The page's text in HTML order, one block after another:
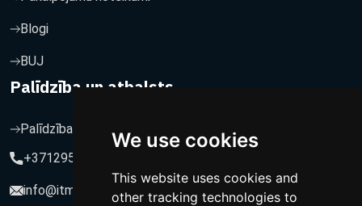
We use cookies
This website uses cookies and
other tracking technologies to
Blogi
BUJ
Palīdzība un atbalsts
Palīdzība un atbalsts
+37129564547
info@itmarketing.lv